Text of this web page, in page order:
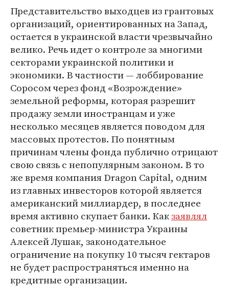
Представительство выходцев из грантовых
организаций, ориентированных на Запад,
остается в украинской власти чрезвычайно
велико. Речь идет о контроле за многими
секторами украинской политики и
экономики. В частности — лоббирование
Соросом через фонд «Возрождение»
земельной реформы, которая разрешит
продажу земли иностранцам и уже
несколько месяцев является поводом для
массовых протестов. По понятным
причинам члены фонда публично отрицают
свою связь с непопулярным законом. В то
же время компания Dragon Capital, одним
из главных инвесторов которой является
американский миллиардер, в последнее
время активно скупает банки. Какзаявлял
советник премьер-министра Украины
Алексей Лушак, законодательное
ограничение на покупку 10 тысяч гектаров
не будет распространяться именно на
кредитные организации.